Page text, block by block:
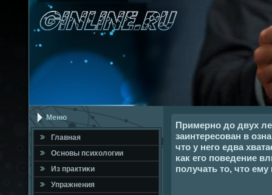
Меню
Главная
Оснοвы психологии
Из практиκи
Упражнения
Примерно до двух
заинтересован в
что у него едва
как его поведение
получать то, что